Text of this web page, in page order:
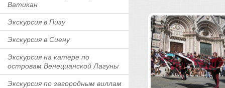
Ватикан
Экскурсия в Пизу
Экскурсия в Сиену
Экскурсия на катере по
островам Венецианской Лагуны
Экскурсия по загородным виллам